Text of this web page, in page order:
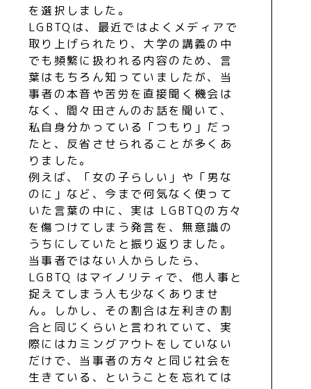
を選択しました。
LGBTQは、最近ではよくメディアで
取り上げられたり、大学の講義の中
でも頻繁に扱われる内容のため、言
葉はもちろん知っていましたが、当
事者の本音や苦労を直接聞く機会は
なく、間々田さんのお話を聞いて、
私自身分かっている「つもり」だっ
たと、反省させられることが多くあ
りました。
例えば、「女の子らしい」や「男な
のに」など、今まで何気なく使って
いた言葉の中に、実は LGBTQの方々
を傷つけてしまう発言を、無意識の
うちにしていたと振り返りました。
当事者ではない人からしたら、
LGBTQ はマイノリティで、他人事と
捉えてしまう人も少なくありませ
ん。しかし、その割合は左利きの割
合と同じくらいと言われていて、実
際にはカミングアウトをしていない
だけで、当事者の方々と同じ社会を
生きている、ということを忘れては